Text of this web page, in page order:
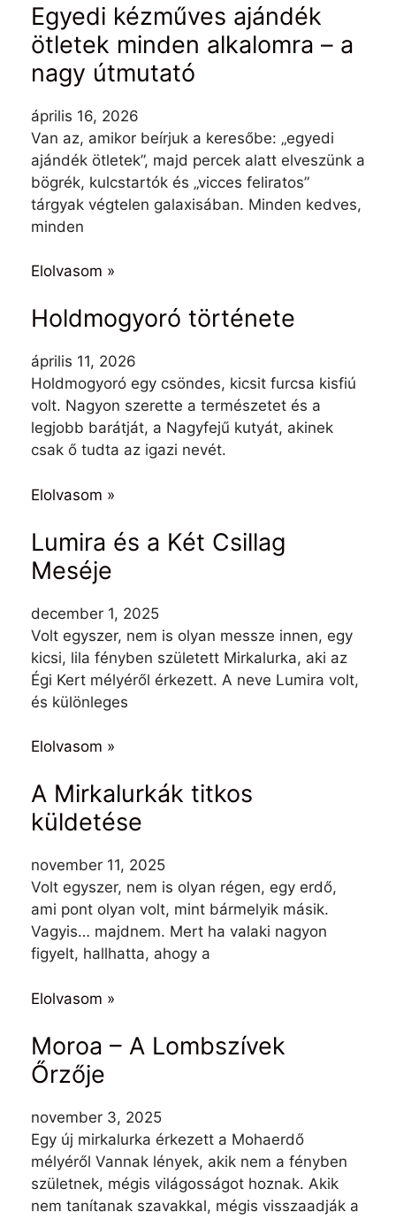
Egyedi kézműves ajándék
ötletek minden alkalomra – a
nagy útmutató
április 16, 2026
Van az, amikor beírjuk a keresőbe: „egyedi
ajándék ötletek”, majd percek alatt elveszünk a
bögrék, kulcstartók és „vicces feliratos”
tárgyak végtelen galaxisában. Minden kedves,
minden
Elolvasom »
Holdmogyoró története
április 11, 2026
Holdmogyoró egy csöndes, kicsit furcsa kisfiú
volt. Nagyon szerette a természetet és a
legjobb barátját, a Nagyfejű kutyát, akinek
csak ő tudta az igazi nevét.
Elolvasom »
Lumira és a Két Csillag
Meséje
december 1, 2025
Volt egyszer, nem is olyan messze innen, egy
kicsi, lila fényben született Mirkalurka, aki az
Égi Kert mélyéről érkezett. A neve Lumira volt,
és különleges
Elolvasom »
A Mirkalurkák titkos
küldetése
november 11, 2025
Volt egyszer, nem is olyan régen, egy erdő,
ami pont olyan volt, mint bármelyik másik.
Vagyis… majdnem. Mert ha valaki nagyon
figyelt, hallhatta, ahogy a
Elolvasom »
Moroa – A Lombszívek
Őrzője
november 3, 2025
Egy új mirkalurka érkezett a Mohaerdő
mélyéről Vannak lények, akik nem a fényben
születnek, mégis világosságot hoznak. Akik
nem tanítanak szavakkal, mégis visszaadják a